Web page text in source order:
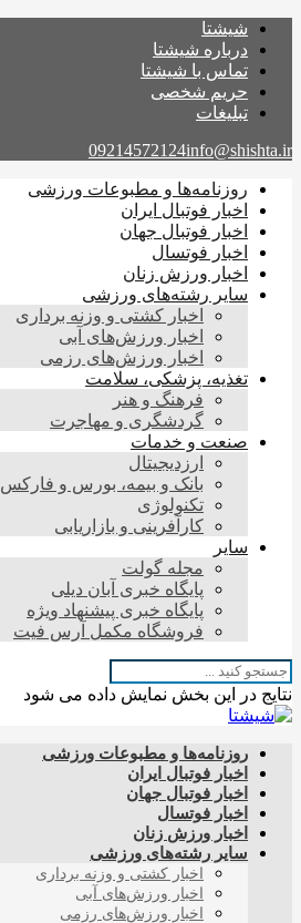
شیشتا
درباره شیشتا
تماس با شیشتا
حریم شخصی
تبلیغات
09214572124info@shishta.ir
روزنامه‌ها و مطبوعات ورزشی
اخبار فوتبال ایران
اخبار فوتبال جهان
اخبار فوتسال
اخبار ورزش زنان
سایر رشته‌های ورزشی
اخبار کشتی و وزنه برداری
اخبار ورزش‌های آبی
اخبار ورزش‌های رزمی
تغذیه، پزشکی، سلامت
فرهنگ و هنر
گردشگری و مهاجرت
صنعت و خدمات
ارزدیجیتال
بانک و بیمه، بورس و فارکس
تکنولوژی
کارآفرینی و بازاریابی
سایر
مجله گولت
پایگاه خبری آبان دیلی
پایگاه خبری پیشنهاد ویژه
فروشگاه مکمل آرس فیت
نتایج در این بخش نمایش داده می شود
روزنامه‌ها و مطبوعات ورزشی
اخبار فوتبال ایران
اخبار فوتبال جهان
اخبار فوتسال
اخبار ورزش زنان
سایر رشته‌های ورزشی
اخبار کشتی و وزنه برداری
اخبار ورزش‌های آبی
اخبار ورزش‌های رزمی